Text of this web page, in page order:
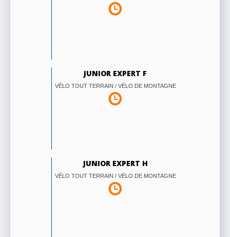
JUNIOR EXPERT F
VÉLO TOUT TERRAIN / VÉLO DE MONTAGNE
JUNIOR EXPERT H
VÉLO TOUT TERRAIN / VÉLO DE MONTAGNE